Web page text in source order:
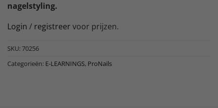
nagelstyling.
Login / registreer voor prijzen.
SKU:70256
Categorieën: E-LEARNINGS, ProNails